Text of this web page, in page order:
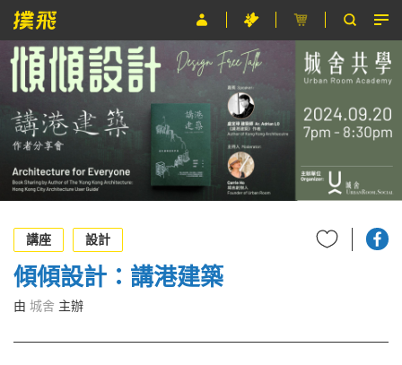
節目
主辦單位
關於撲飛
條款及細則
EN
講座
設計
傾傾設計：講港建築
由 城舍 主辦